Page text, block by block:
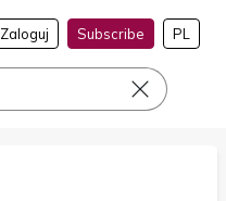
Zaloguj Subscribe PL